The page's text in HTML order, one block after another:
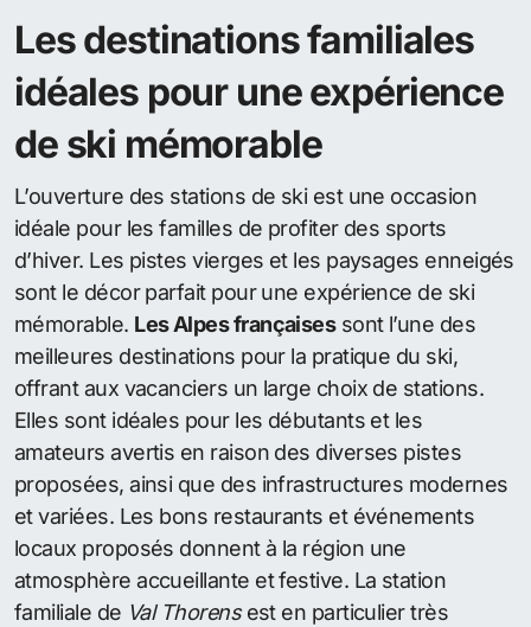
Les destinations familiales
idéales pour une expérience
de ski mémorable
L’ouverture des stations de ski est une occasion
idéale pour les familles de profiter des sports
d’hiver. Les pistes vierges et les paysages enneigés
sont le décor parfait pour une expérience de ski
mémorable. Les Alpes françaisessont l’une des
meilleures destinations pour la pratique du ski,
offrant aux vacanciers un large choix de stations.
Elles sont idéales pour les débutants et les
amateurs avertis en raison des diverses pistes
proposées, ainsi que des infrastructures modernes
et variées. Les bons restaurants et événements
locaux proposés donnent à la région une
atmosphère accueillante et festive. La station
familiale de Val Thorensest en particulier très